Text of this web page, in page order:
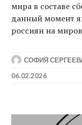
мира в составе
данный момент
россиян на
СОФИЯ
06.02.2026